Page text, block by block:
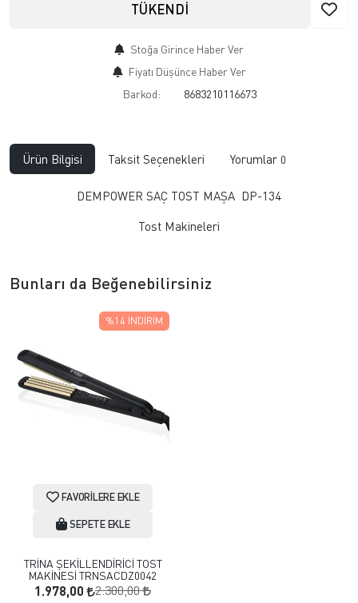
TÜKENDİ
Stoğa Girince Haber Ver
Fiyatı Düşünce Haber Ver
Barkod:
8683210116673
Ürün Bilgisi Taksit Seçenekleri Yorumlar 0
DEMPOWER SAÇ TOST MAŞA DP-134
Tost Makineleri
Bunları da Beğenebilirsiniz
FAVORILERE EKLE
SEPETE EKLE
TRİNA ŞEKİLLENDİRİCİ TOST
MAKİNESİ TRNSACDZ0042
1.978,00 2.300,00
%14 İNDIRIM